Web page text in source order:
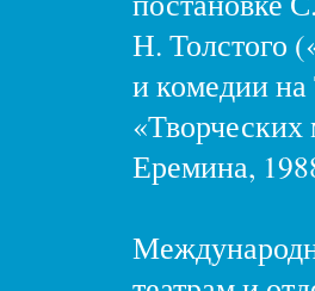
Н. Толстого
и комедии
Еремина,